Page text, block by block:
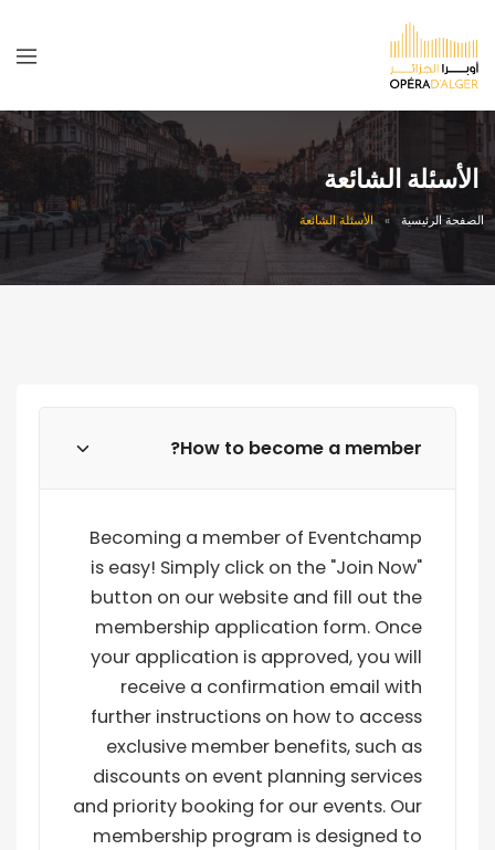
الأسئلة الشائعة
الصفحة الرئيسية الأسئلة الشائعة
How to become a member?
Becoming a member of Eventchamp
is easy! Simply click on the "Join Now"
button on our website and fill out the
membership application form. Once
your application is approved, you will
receive a confirmation email with
further instructions on how to access
exclusive member benefits, such as
discounts on event planning services
and priority booking for our events. Our
membership program is designed to